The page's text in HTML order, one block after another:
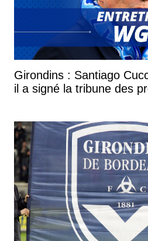
Girondins : Santiago
il a signé la tribune des